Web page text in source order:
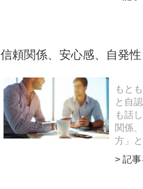
信頼関係、安心感、自発性
もと
と自
も話
関係
方」
> 記